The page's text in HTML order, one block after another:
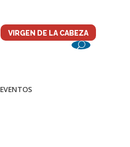
VIRGEN DE LA CABEZA
EVENTOS